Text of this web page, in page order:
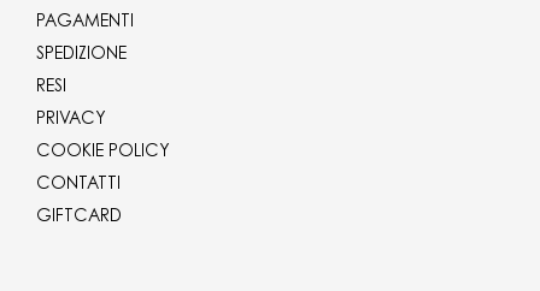
PAGAMENTI
SPEDIZIONE
RESI
PRIVACY
COOKIE POLICY
CONTATTI
GIFTCARD